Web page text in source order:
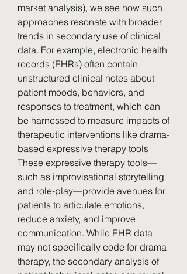
market analysis), we see how such
approaches resonate with broader
trends in secondary use of clinical
data. For example, electronic health
records (EHRs) often contain
unstructured clinical notes about
patient moods, behaviors, and
responses to treatment, which can
be harnessed to measure impacts of
therapeutic interventions like drama-
based expressive therapy tools
These expressive therapy tools—
such as improvisational storytelling
and role-play—provide avenues for
patients to articulate emotions,
reduce anxiety, and improve
communication. While EHR data
may not specifically code for drama
therapy, the secondary analysis of